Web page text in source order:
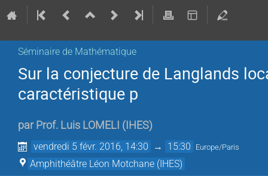
Séminaire de Mathématique
Sur la conjecture de Langlands
caractéristique p
par Prof. Luis LOMELI ( IHES)
vendredi 5 févr. 2016, 14:30 → 15:30 Europe/Paris
Amphithéâtre Léon Motchane (IHES)